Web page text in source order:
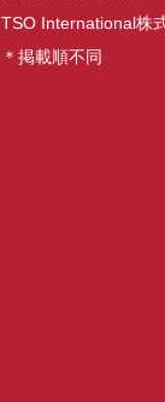
TSO International株
＊掲載順不同